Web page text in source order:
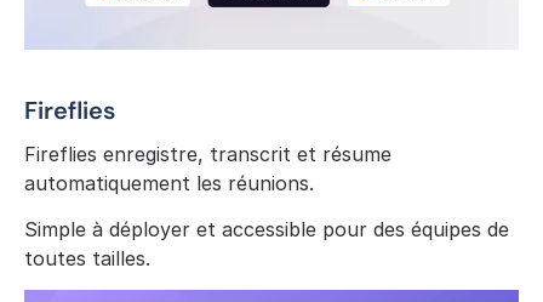
Fireflies
Fireflies enregistre, transcrit et résume
automatiquement les réunions.
Simple à déployer et accessible pour des équipes de
toutes tailles.